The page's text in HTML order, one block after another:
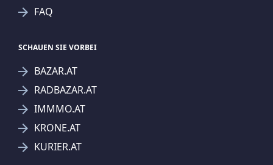
Ich stimme der Verarbeitung meiner Daten, wie
zu.
FAQ
SCHAUEN SIE VORBEI
BAZAR.AT
RADBAZAR.AT
IMMMO.AT
KRONE.AT
KURIER.AT